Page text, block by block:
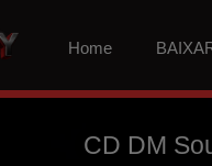
Home
CD DM